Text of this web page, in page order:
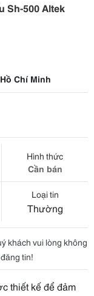
Sh-500 Altek
Chí Minh
Hình thức
Cần bán
Loại tin
Thường
khách vui lòng không
tin!
thiết kế để đảm